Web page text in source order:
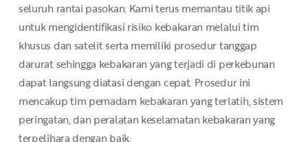
seluruh rantai pasokan. Kami terus memantau titik api
untuk mengidentifikasi risiko kebakaran melalui tim
khusus dan satelit serta memiliki prosedur tanggap
darurat sehingga kebakaran yang terjadi di perkebunan
dapat langsung diatasi dengan cepat. Prosedur ini
mencakup tim pemadam kebakaran yang terlatih, sistem
peringatan, dan peralatan keselamatan kebakaran yang
terpelihara dengan baik.